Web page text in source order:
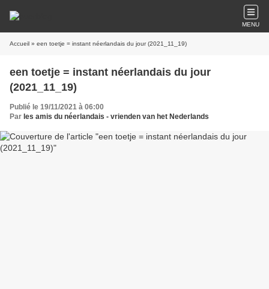
MENU
Accueil » een toetje = instant néerlandais du jour (2021_11_19)
een toetje = instant néerlandais du jour
(2021_11_19)
Publié le 19/11/2021 à 06:00
Par les amis du néerlandais - vrienden van het Nederlands